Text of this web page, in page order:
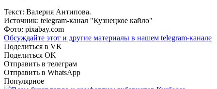
Текст: Валерия Антипова.
Источник: telegram-канал "Кузнецкое кайло"
Фото: pixabay.сom
Обсуждайте этот и другие материалы в нашем telegram-канале
Поделиться в VK
Поделиться OK
Отправить в телеграм
Отправить в WhatsApp
Популярное